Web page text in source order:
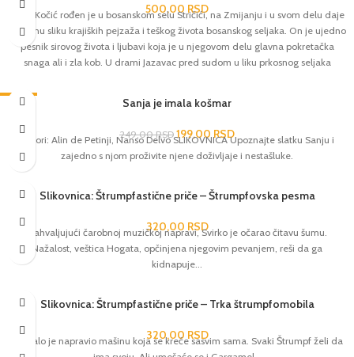
500,00 RSD
Petar Kočić rođen je u bosanskom selu Stričići, na Zmijanju i u svom delu daje
potpunu sliku krajiških pejzaža i teškog života bosanskog seljaka. On je ujedno
pesnik sirovog života i ljubavi koja je u njegovom delu glavna pokretačka
snaga ali i zla kob. U drami Jazavac pred sudom u liku prkosnog seljaka
Iako u humorističkom okviru, ova drama je u stvari oštra satira i kritika vlasti.
-20% Sanja je imala košmar
249,00RSD 199,00 RSD
Autori: Alin de Petinji, Nanso Delvo SLIKOVNICA Upoznajte slatku Sanju i
zajedno s njom proživite njene doživljaje i nestašluke.
Slikovnica: Štrumpfastične priče – Štrumpfovska pesma
320,00 RSD
Zahvaljujući čarobnoj muzičkoj napravi, Svirko je očarao čitavu šumu.
Nažalost, veštica Hogata, opčinjena njegovim pevanjem, reši da ga
kidnapuje...
Slikovnica: Štrumpfastične priče – Trka štrumpfomobila
320,00 RSD
Kuckalo je napravio mašinu koja se kreće sasvim sama. Svaki Štrumpf želi da